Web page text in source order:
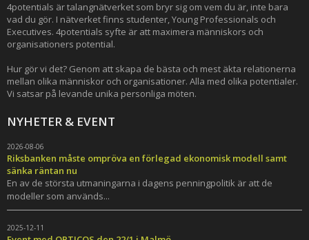
4potentials är talangnätverket som bryr sig om vem du är, inte bara
vad du gör. I nätverket finns studenter, Young Professionals och
Executives. 4potentials syfte är att maximera människors och
organisationers potential.
Hur gör vi det? Genom att skapa de bästa och mest äkta relationerna
mellan olika människor och organisationer. Alla med olika potentialer.
Vi satsar på levande unika personliga möten.
NYHETER & EVENT
2026-08-06
Riksbanken måste ompröva en förlegad ekonomisk modell samt
sänka räntan nu
En av de största utmaningarna i dagens penningpolitik är att de
modeller som används...
2025-12-11